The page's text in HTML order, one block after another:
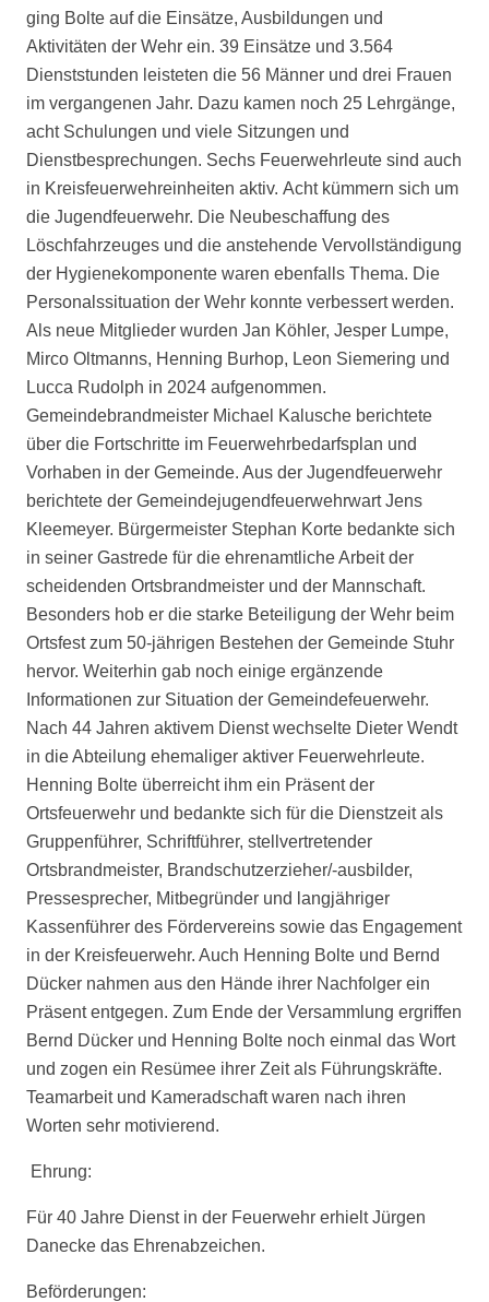
ging Bolte auf die Einsätze, Ausbildungen und
Aktivitäten der Wehr ein. 39 Einsätze und 3.564
Dienststunden leisteten die 56 Männer und drei Frauen
im vergangenen Jahr. Dazu kamen noch 25 Lehrgänge,
acht Schulungen und viele Sitzungen und
Dienstbesprechungen. Sechs Feuerwehrleute sind auch
in Kreisfeuerwehreinheiten aktiv. Acht kümmern sich um
die Jugendfeuerwehr. Die Neubeschaffung des
Löschfahrzeuges und die anstehende Vervollständigung
der Hygienekomponente waren ebenfalls Thema. Die
Personalssituation der Wehr konnte verbessert werden.
Als neue Mitglieder wurden Jan Köhler, Jesper Lumpe,
Mirco Oltmanns, Henning Burhop, Leon Siemering und
Lucca Rudolph in 2024 aufgenommen.
Gemeindebrandmeister Michael Kalusche berichtete
über die Fortschritte im Feuerwehrbedarfsplan und
Vorhaben in der Gemeinde. Aus der Jugendfeuerwehr
berichtete der Gemeindejugendfeuerwehrwart Jens
Kleemeyer. Bürgermeister Stephan Korte bedankte sich
in seiner Gastrede für die ehrenamtliche Arbeit der
scheidenden Ortsbrandmeister und der Mannschaft.
Besonders hob er die starke Beteiligung der Wehr beim
Ortsfest zum 50-jährigen Bestehen der Gemeinde Stuhr
hervor. Weiterhin gab noch einige ergänzende
Informationen zur Situation der Gemeindefeuerwehr.
Nach 44 Jahren aktivem Dienst wechselte Dieter Wendt
in die Abteilung ehemaliger aktiver Feuerwehrleute.
Henning Bolte überreicht ihm ein Präsent der
Ortsfeuerwehr und bedankte sich für die Dienstzeit als
Gruppenführer, Schriftführer, stellvertretender
Ortsbrandmeister, Brandschutzerzieher/-ausbilder,
Pressesprecher, Mitbegründer und langjähriger
Kassenführer des Fördervereins sowie das Engagement
in der Kreisfeuerwehr. Auch Henning Bolte und Bernd
Dücker nahmen aus den Hände ihrer Nachfolger ein
Präsent entgegen. Zum Ende der Versammlung ergriffen
Bernd Dücker und Henning Bolte noch einmal das Wort
und zogen ein Resümee ihrer Zeit als Führungskräfte.
Teamarbeit und Kameradschaft waren nach ihren
Worten sehr motivierend.
Ehrung:
Für 40 Jahre Dienst in der Feuerwehr erhielt Jürgen
Danecke das Ehrenabzeichen.
Beförderungen: